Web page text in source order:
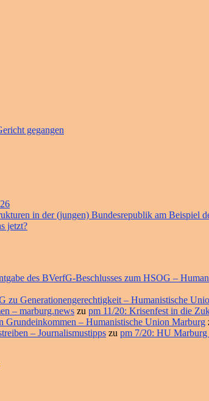
gegangen
in der (jungen) Bundesrepublik am Beispiel
jetzt?
des BVerfG-Beschlusses zum HSOG –
zu Generationengerechtigkeit – Humanistische
– marburg.news zu pm 11/20: Krisenfest in die
– Humanistische Union Marburg
– Journalismustipps zu pm 7/20: HU Marburg